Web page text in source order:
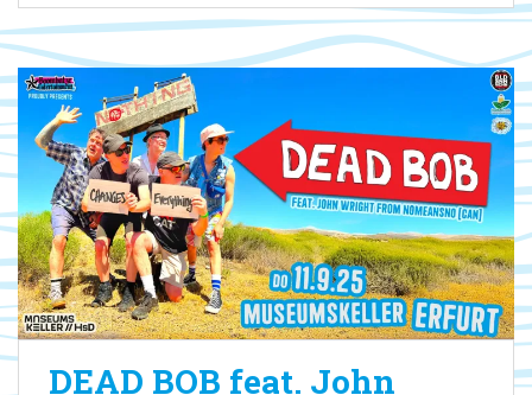
DEAD BOB feat. John